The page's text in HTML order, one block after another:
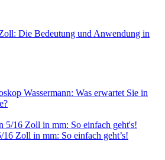
Die Bedeutung und Anwendung in
Wassermann: Was erwartet Sie in
Zoll in mm: So einfach geht’s!